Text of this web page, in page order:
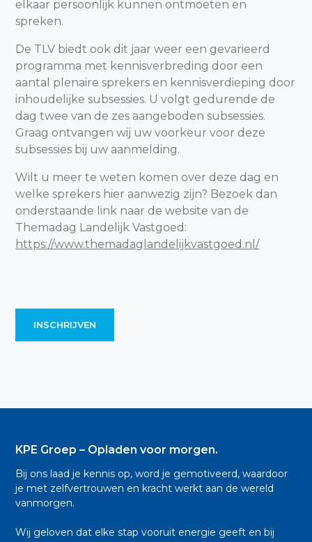
elkaar persoonlijk kunnen ontmoeten en
spreken.
De TLV biedt ook dit jaar weer een gevarieerd
programma met kennisverbreding door een
aantal plenaire sprekers en kennisverdieping door
inhoudelijke subsessies. U volgt gedurende de
dag twee van de zes aangeboden subsessies.
Graag ontvangen wij uw voorkeur voor deze
subsessies bij uw aanmelding.
Wilt u meer te weten komen over deze dag en
welke sprekers hier aanwezig zijn? Bezoek dan
onderstaande link naar de website van de
Themadag Landelijk Vastgoed:
https://www.themadaglandelijkvastgoed.nl/
INSCHRIJVEN
KPE Groep – Opladen voor morgen.
Bij ons laad je kennis op, word je gemotiveerd, waardoor
je met zelfvertrouwen en kracht werkt aan de wereld
vanmorgen.
Wij geloven dat elke stap vooruit energie geeft en bij